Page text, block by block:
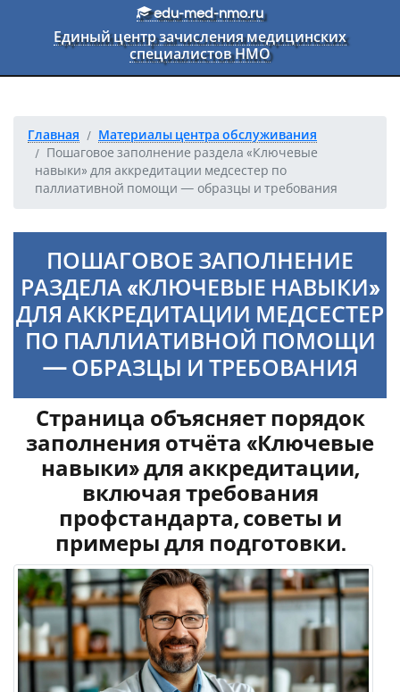
Перейти к основному текстуedu-med-nmo.ru
Единый центр зачисления медицинских
специалистов НМО
Главная
Материалы центра обслуживания
Пошаговое заполнение раздела «Ключевые
навыки» для аккредитации медсестер по
паллиативной помощи — образцы и требования
ПОШАГОВОЕ ЗАПОЛНЕНИЕ
РАЗДЕЛА «КЛЮЧЕВЫЕ НАВЫКИ»
ДЛЯ АККРЕДИТАЦИИ МЕДСЕСТЕР
ПО ПАЛЛИАТИВНОЙ ПОМОЩИ
— ОБРАЗЦЫ И ТРЕБОВАНИЯ
Страница объясняет порядок
заполнения отчёта «Ключевые
навыки» для аккредитации,
включая требования
профстандарта, советы и
примеры для подготовки.